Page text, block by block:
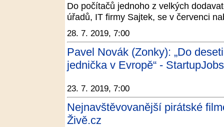
Do počítačů jednoho z velkých
úřadů, IT firmy Sajtek, se v červenci
28. 7. 2019, 7:00
Pavel Novák (Zonky): „Do
jednička v Evropě“ -
23. 7. 2019, 7:00
Nejnavštěvovanější pirátské
Živě.cz